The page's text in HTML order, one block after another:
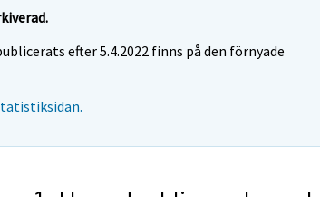
efter 5.4.2022 finns på den förnyade